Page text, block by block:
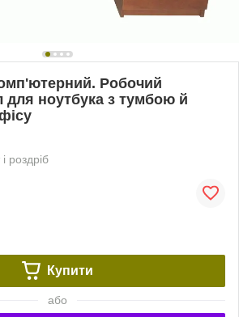
Робочий
для ноутбука з тумбою й
роздріб
Купити
або